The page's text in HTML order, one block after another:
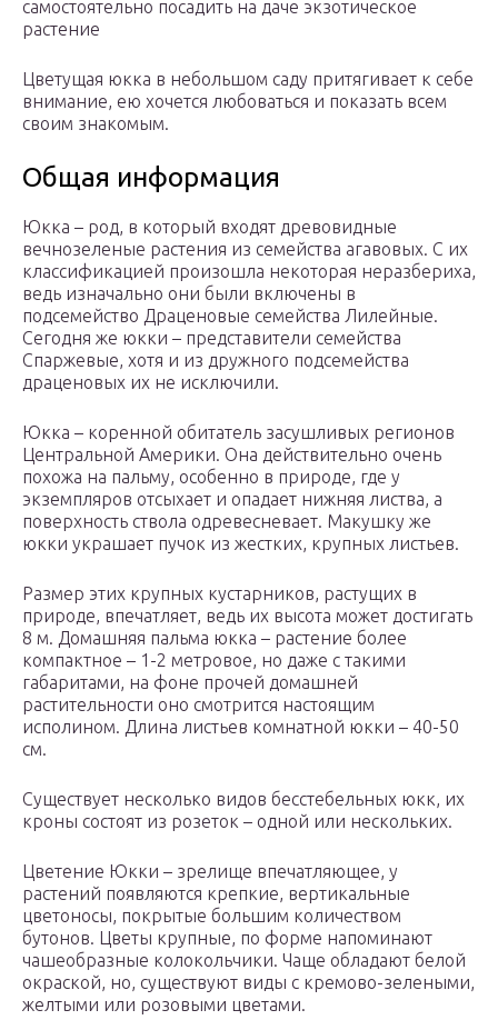
самостоятельно посадить на даче экзотическое
растение
Цветущая юкка в небольшом саду притягивает к себе
внимание, ею хочется любоваться и показать всем
своим знакомым.
Общая информация
Юкка – род, в который входят древовидные
вечнозеленые растения из семейства агавовых. С их
классификацией произошла некоторая неразбериха,
ведь изначально они были включены в
подсемейство Драценовые семейства Лилейные.
Сегодня же юкки – представители семейства
Спаржевые, хотя и из дружного подсемейства
драценовых их не исключили.
Юкка – коренной обитатель засушливых регионов
Центральной Америки. Она действительно очень
похожа на пальму, особенно в природе, где у
экземпляров отсыхает и опадает нижняя листва, а
поверхность ствола одревесневает. Макушку же
юкки украшает пучок из жестких, крупных листьев.
Размер этих крупных кустарников, растущих в
природе, впечатляет, ведь их высота может достигать
8 м. Домашняя пальма юкка – растение более
компактное – 1-2 метровое, но даже с такими
габаритами, на фоне прочей домашней
растительности оно смотрится настоящим
исполином. Длина листьев комнатной юкки – 40-50
см.
Существует несколько видов бесстебельных юкк, их
кроны состоят из розеток – одной или нескольких.
Цветение Юкки – зрелище впечатляющее, у
растений появляются крепкие, вертикальные
цветоносы, покрытые большим количеством
бутонов. Цветы крупные, по форме напоминают
чашеобразные колокольчики. Чаще обладают белой
окраской, но, существуют виды с кремово-зелеными,
желтыми или розовыми цветами.